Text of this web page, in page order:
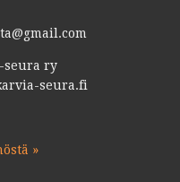
seura ry
seura.fi
»